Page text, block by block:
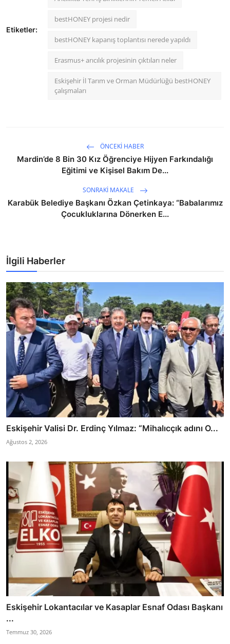
Etiketler:
bestHONEY projesi nedir
bestHONEY kapanış toplantısı nerede yapıldı
Erasmus+ arıcılık projesinin çıktıları neler
Eskişehir İl Tarım ve Orman Müdürlüğü bestHONEY
çalışmaları
ÖNCEKI HABER
Mardin’de 8 Bin 30 Kız Öğrenciye Hijyen Farkındalığı
Eğitimi ve Kişisel Bakım De...
SONRAKI MAKALE
Karabük Belediye Başkanı Özkan Çetinkaya: “Babalarımız
Çocukluklarına Dönerken E...
İlgili Haberler
Eskişehir Valisi Dr. Erdinç Yılmaz: “Mihalıcçık adını O...
Ağustos 2, 2026
Eskişehir Lokantacılar ve Kasaplar Esnaf Odası Başkanı
...
Temmuz 30, 2026